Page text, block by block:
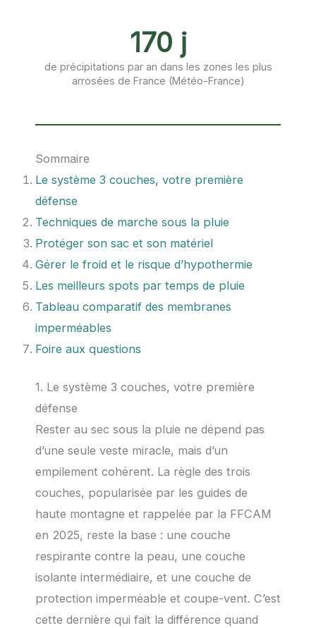
170 j
de précipitations par an dans les zones les plus
arrosées de France (Météo-France)
Sommaire
Le système 3 couches, votre première
défense
Techniques de marche sous la pluie
Protéger son sac et son matériel
Gérer le froid et le risque d’hypothermie
Les meilleurs spots par temps de pluie
Tableau comparatif des membranes
imperméables
Foire aux questions
1. Le système 3 couches, votre première
défense
Rester au sec sous la pluie ne dépend pas
d’une seule veste miracle, mais d’un
empilement cohérent. La règle des trois
couches, popularisée par les guides de
haute montagne et rappelée par la FFCAM
en 2025, reste la base : une couche
respirante contre la peau, une couche
isolante intermédiaire, et une couche de
protection imperméable et coupe-vent. C’est
cette dernière qui fait la différence quand